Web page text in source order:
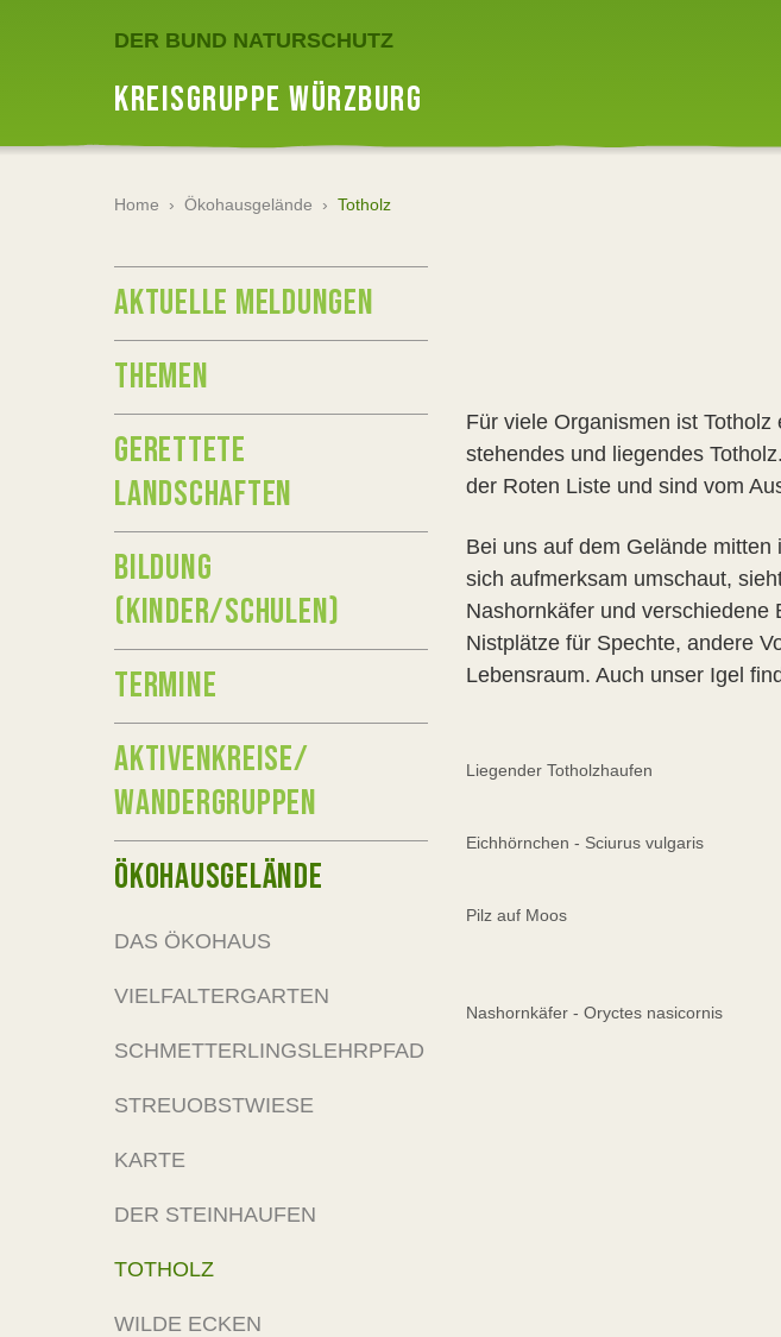
DER BUND NATURSCHUTZ
KREISGRUPPE WÜRZBURG
Home › Ökohausgelände › Totholz
Für viele Organismen ist
stehendes und liegendes
der Roten Liste und sind vom
Bei uns auf dem Gelände
sich aufmerksam umschaut,
Nashornkäfer und verschiedene
Nistplätze für Spechte, andere
Lebensraum. Auch unser Igel
Liegender Totholzhaufen
Eichhörnchen - Sciurus vulgaris
Pilz auf Moos
Nashornkäfer - Oryctes nasicornis
AKTUELLE MELDUNGEN
THEMEN
GERETTETE
LANDSCHAFTEN
BILDUNG
(KINDER/SCHULEN)
TERMINE
AKTIVENKREISE/
WANDERGRUPPEN
ÖKOHAUSGELÄNDE
DAS ÖKOHAUS
VIELFALTERGARTEN
SCHMETTERLINGSLEHRPFAD
STREUOBSTWIESE
KARTE
DER STEINHAUFEN
TOTHOLZ
WILDE ECKEN